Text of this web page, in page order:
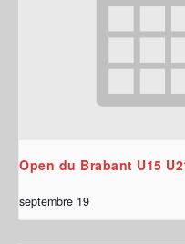
Open du Brabant U15
septembre 19